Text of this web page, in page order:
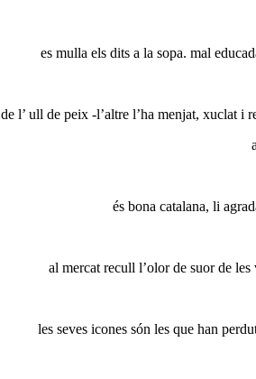
es mulla els dits a la sopa. mal
de l’ ull de peix -l’altre l’ha menjat, xuclat i
és bona catalana, li
al mercat recull l’olor de suor de les
les seves icones són les que han